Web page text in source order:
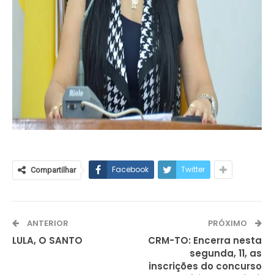
Compartilhar Facebook Twitter
ANTERIOR
LULA, O SANTO
PRÓXIMO
CRM-TO: Encerra nesta
segunda, 11, as
inscrições do concurso